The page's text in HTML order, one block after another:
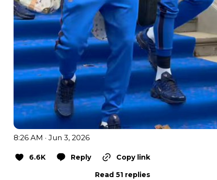
8:26 AM · Jun 3, 2026
6.6K Reply
Copy link
Read 51 replies